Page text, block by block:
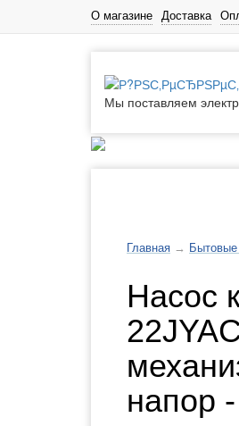
О магазине Доставка
Мы поставляем
Главная →
Насос
напор